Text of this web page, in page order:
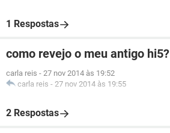
1 Respostas
como revejo o meu antigo hi5?
carla reis - 27 nov 2014 às 19:52
carla reis - 27 nov 2014 às 19:55
2 Respostas